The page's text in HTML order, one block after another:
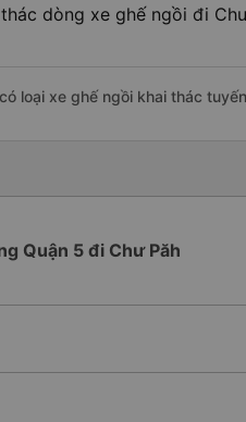
dòng xe ghế ngồi đi
loại xe ghế ngồi khai thác
Quận 5 đi Chư Păh